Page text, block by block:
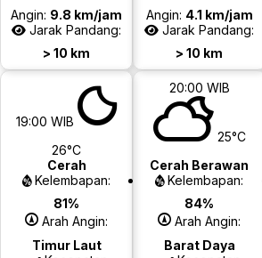
Angin: 9.8 km/jam
Jarak Pandang:
> 10 km
Angin: 4.1 km/jam
Jarak Pandang:
> 10 km
19:00 WIB
26°C
Cerah
Kelembapan:
81%
Arah Angin:
Timur Laut
20:00 WIB
25°C
Cerah Berawan
Kelembapan:
84%
Arah Angin:
Barat Daya